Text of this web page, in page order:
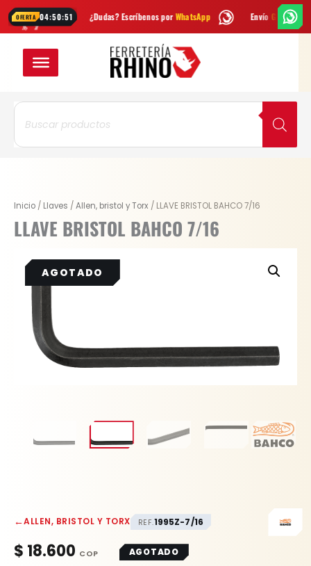
OFERTA 04:50:50¿Dudas? Escríbenos porWhatsApp Envío GRATISen Bogotá
Búsqueda
productos
Inicio / Llaves /Allen, bristol y Torx / LLAVE BRISTOL BAHCO 7/16
LLAVE BRISTOL BAHCO 7/16
←ALLEN, BRISTOL Y TORX REF.1995Z-7/16
$ 18.600 AGOTADO